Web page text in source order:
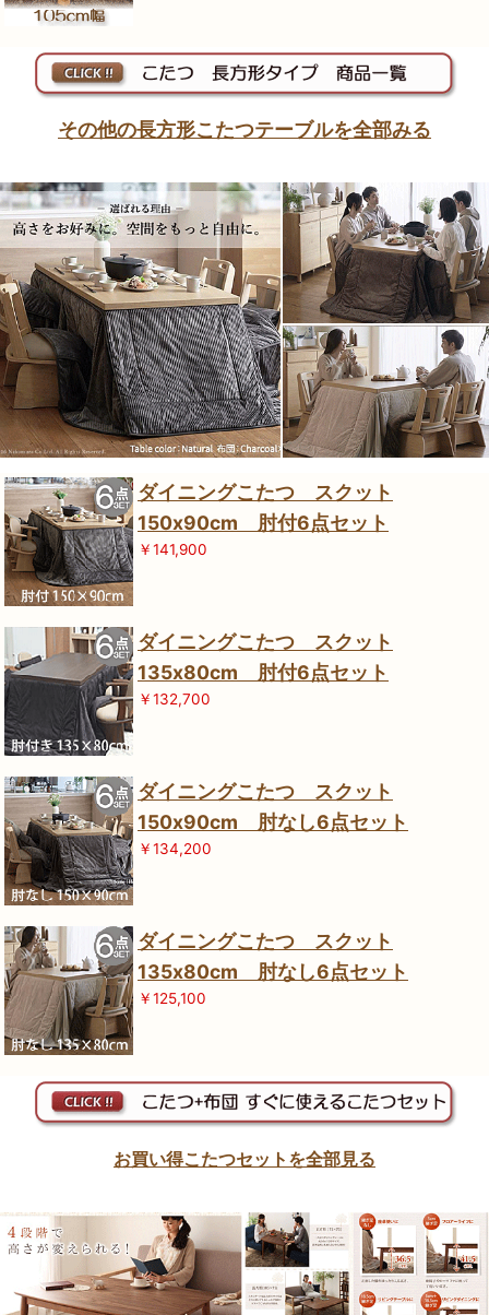
その他の長方形こたつテーブルを全部みる
ダイニングこたつ スクット
150x90cm 肘付6点セット
￥141,900
ダイニングこたつ スクット
135x80cm 肘付6点セット
￥132,700
ダイニングこたつ スクット
150x90cm 肘なし6点セット
￥134,200
ダイニングこたつ スクット
135x80cm 肘なし6点セット
￥125,100
お買い得こたつセットを全部見る